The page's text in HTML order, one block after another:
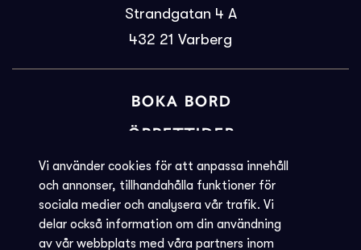
Vi använder cookies för att anpassa innehåll
och annonser, tillhandahålla funktioner för
sociala medier och analysera vår trafik. Vi
delar också information om din användning
av vår webbplats med våra partners inom
Strandgatan 4 A
432 21 Varberg
BOKA BORD
ÖPPETTIDER
BILJETTINFORMATION
KVARGLÖMT
Societéns policy